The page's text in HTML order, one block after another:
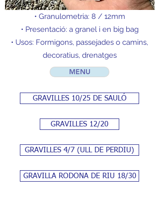
• Granulometria: 8 / 12mm
• Presentació: a granel i en big bag
• Usos: Formigons, passejades o camins,
decoratius, drenatges
MENU
GRAVILLES 10/25 DE SAULÓ
GRAVILLES 12/20
GRAVILLES 4/7 (ULL DE PERDIU)
GRAVILLA RODONA DE RIU 18/30